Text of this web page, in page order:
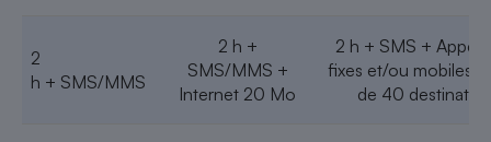
2
h + SMS/MMS
2 h +
SMS/MMS +
Internet 20 Mo
2 h + SMS + Appels
fixes et/ou mobiles
de 40